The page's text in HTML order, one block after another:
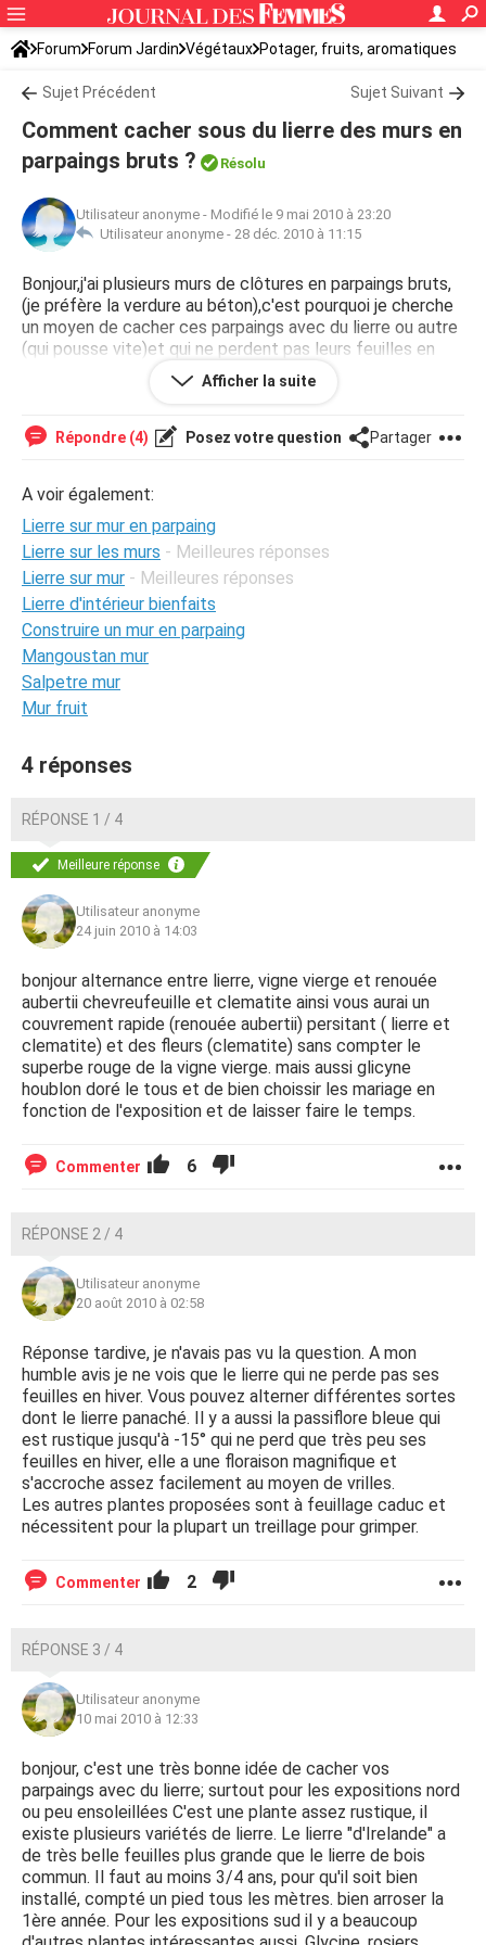
Forum Forum Jardin Végétaux Potager, fruits, aromatiques
Sujet Précédent Sujet Suivant
Comment cacher sous du lierre des murs en
parpaings bruts ?
Résolu
Utilisateur anonyme - Modifié le 9 mai 2010 à 23:20
Utilisateur anonyme - 28 déc. 2010 à 11:15
Bonjour,j'ai plusieurs murs de clôtures en parpaings bruts,
(je préfère la verdure au béton),c'est pourquoi je cherche
un moyen de cacher ces parpaings avec du lierre ou autre
(qui pousse vite)et qui ne perdent pas leurs feuilles en
hiver,qui peut me conseiller et m'éxpliquer comment
réaliser ces plantations,(terre,etc:)Merci d'avance
Afficher la suite
Répondre (4) Posez votre question Partager
A voir également:
Lierre sur mur en parpaing
Lierre sur les murs - Meilleures réponses
Lierre sur mur - Meilleures réponses
Lierre d'intérieur bienfaits
Construire un mur en parpaing
Mangoustan mur
Salpetre mur
Mur fruit
4 réponses
RÉPONSE 1 / 4
Meilleure réponse
Utilisateur anonyme
24 juin 2010 à 14:03
bonjour alternance entre lierre, vigne vierge et renouée
aubertii chevreufeuille et clematite ainsi vous aurai un
couvrement rapide (renouée aubertii) persitant ( lierre et
clematite) et des fleurs (clematite) sans compter le
superbe rouge de la vigne vierge. mais aussi glicyne
houblon doré le tous et de bien choissir les mariage en
fonction de l'exposition et de laisser faire le temps.
Commenter 6
RÉPONSE 2 / 4
Utilisateur anonyme
20 août 2010 à 02:58
Réponse tardive, je n'avais pas vu la question. A mon
humble avis je ne vois que le lierre qui ne perde pas ses
feuilles en hiver. Vous pouvez alterner différentes sortes
dont le lierre panaché. Il y a aussi la passiflore bleue qui
est rustique jusqu'à -15° qui ne perd que très peu ses
feuilles en hiver, elle a une floraison magnifique et
s'accroche assez facilement au moyen de vrilles.
Les autres plantes proposées sont à feuillage caduc et
nécessitent pour la plupart un treillage pour grimper.
Commenter 2
RÉPONSE 3 / 4
Utilisateur anonyme
10 mai 2010 à 12:33
bonjour, c'est une très bonne idée de cacher vos
parpaings avec du lierre; surtout pour les expositions nord
ou peu ensoleillées C'est une plante assez rustique, il
existe plusieurs variétés de lierre. Le lierre "d'Irelande" a
de très belle feuilles plus grande que le lierre de bois
commun. Il faut au moins 3/4 ans, pour qu'il soit bien
installé, compté un pied tous les mètres. bien arroser la
1ère année. Pour les expositions sud il y a beaucoup